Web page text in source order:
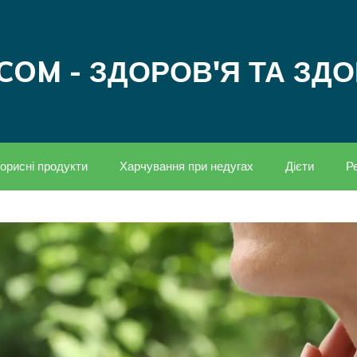
- ЗДОРОВ'Я ТА
продукти Харчування при недугах Дієти